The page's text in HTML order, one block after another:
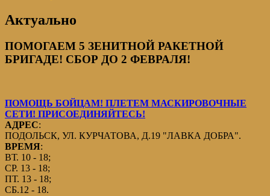
Актуально
ПОМОГАЕМ 5 ЗЕНИТНОЙ РАКЕТНОЙ
БРИГАДЕ! СБОР ДО 2 ФЕВРАЛЯ!
ПОМОЩЬ БОЙЦАМ! ПЛЕТЕМ МАСКИРОВОЧНЫЕ
СЕТИ! ПРИСОЕДИНЯЙТЕСЬ!
АДРЕС:
ПОДОЛЬСК, УЛ. КУРЧАТОВА, Д.19 "ЛАВКА ДОБРА".
ВРЕМЯ:
ВТ. 10 - 18;
СР. 13 - 18;
ПТ. 13 - 18;
СБ.12 - 18.